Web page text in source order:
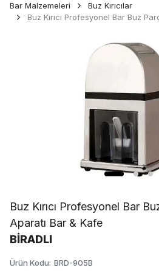
Bar Malzemeleri
Buz Kırıcılar
Buz Kırıcı Profesyonel Bar Buz
Buz Kırıcı Profesyonel Bar
Aparatı Bar & Kafe
BİRADLI
Ürün Kodu: BRD-905B